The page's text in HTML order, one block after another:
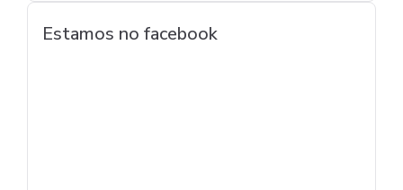
Estamos no facebook